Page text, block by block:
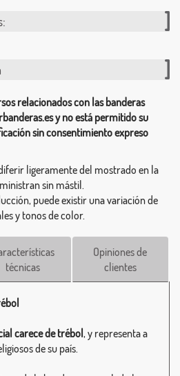
relacionados con las banderas
y no está permitido su
sin consentimiento expreso
ligeramente del mostrado en la
sin mástil.
puede existir una variación de
y tonos de color.
técnicas
Opiniones de
clientes
carece de trébol, y representa a
de su país.